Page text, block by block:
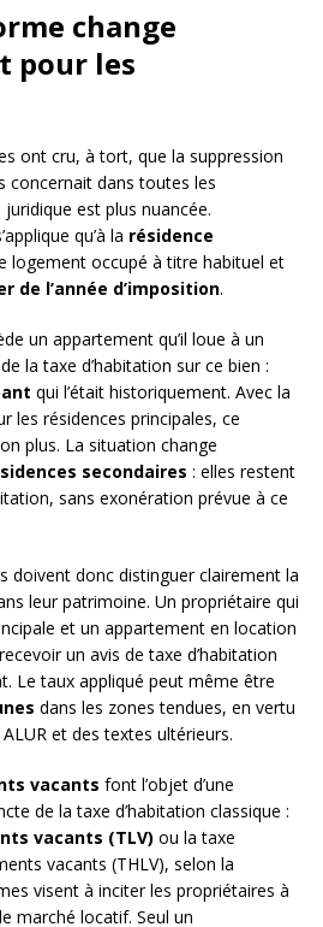
change
pour les
ont cru, à tort, que la suppression
concernait dans toutes les
est plus nuancée.
qu’à la résidence
logement occupé à titre habituel et
de l’année d’imposition.
un appartement qu’il loue à un
la taxe d’habitation sur ce bien :
qui l’était historiquement. Avec la
les résidences principales, ce
plus. La situation change
secondaires : elles restent
sans exonération prévue à ce
doivent donc distinguer clairement la
leur patrimoine. Un propriétaire qui
et un appartement en location
un avis de taxe d’habitation
Le taux appliqué peut même être
dans les zones tendues, en vertu
et des textes ultérieurs.
vacants font l’objet d’une
de la taxe d’habitation classique :
vacants (TLV) ou la taxe
vacants (THLV), selon la
visent à inciter les propriétaires à
marché locatif. Seul un